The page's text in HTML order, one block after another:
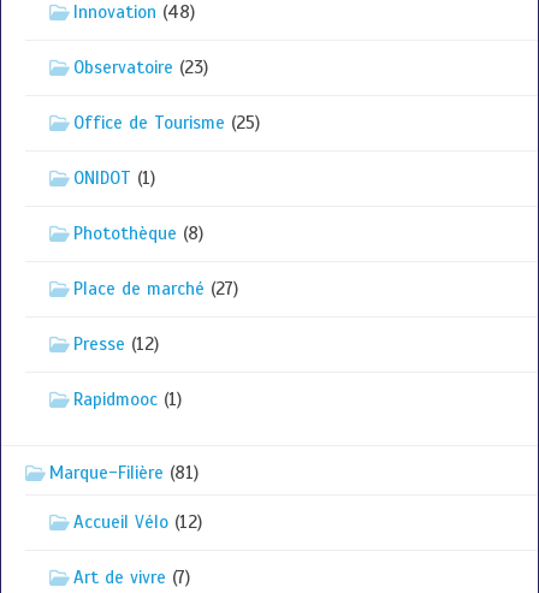
Innovation (48)
Observatoire (23)
Office de Tourisme (25)
ONIDOT (1)
Photothèque (8)
Place de marché (27)
Presse (12)
Rapidmooc (1)
Marque-Filière (81)
Accueil Vélo (12)
Art de vivre (7)